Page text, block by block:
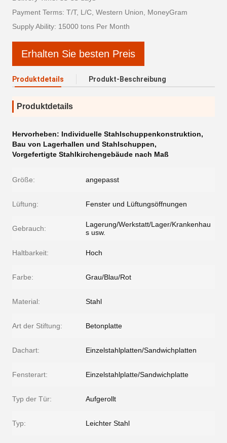
Payment Terms: T/T, L/C, Western Union, MoneyGram
Supply Ability: 15000 tons Per Month
Erhalten Sie besten Preis
Produktdetails Produkt-Beschreibung
Produktdetails
Hervorheben: Individuelle Stahlschuppenkonstruktion,
Bau von Lagerhallen und Stahlschuppen,
Vorgefertigte Stahlkirchengebäude nach Maß
Größe: angepasst
Lüftung: Fenster und Lüftungsöffnungen
Gebrauch:
Lagerung/Werkstatt/Lager/Krankenhau
s usw.
Haltbarkeit: Hoch
Farbe: Grau/Blau/Rot
Material: Stahl
Art der Stiftung: Betonplatte
Dachart: Einzelstahlplatten/Sandwichplatten
Fensterart: Einzelstahlplatte/Sandwichplatte
Typ der Tür: Aufgerollt
Typ: Leichter Stahl